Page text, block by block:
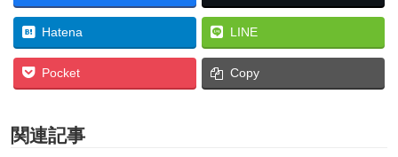
Hatena LINE
Pocket Copy
関連記事